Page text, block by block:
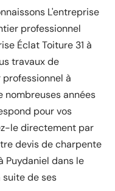
L'entreprise
professionnel
Éclat Toiture 31 à
travaux de
à
nombreuses années
pour vos
le directement par
devis de charpente
Puydaniel dans le
suite de ses